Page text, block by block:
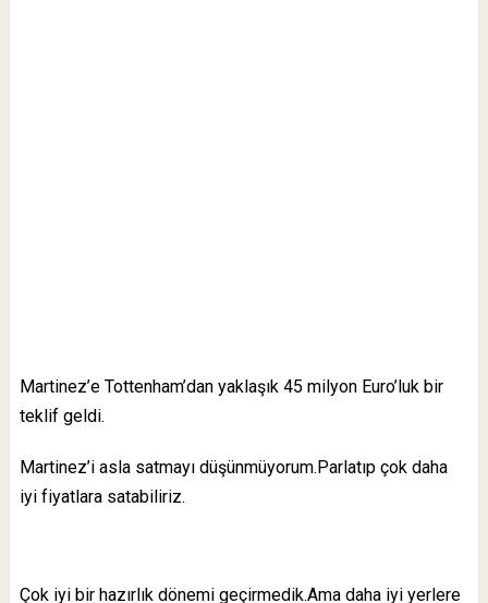
Martinez’e Tottenham’dan yaklaşık 45 milyon Euro’luk bir
teklif geldi.
Martinez’i asla satmayı düşünmüyorum.Parlatıp çok daha
iyi fiyatlara satabiliriz.
Çok iyi bir hazırlık dönemi geçirmedik.Ama daha iyi yerlere